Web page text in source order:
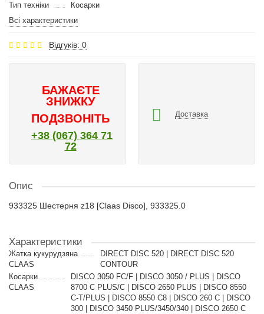
Тип техніки
Косарки
Всі характеристики
Відгуків: 0
БАЖАЄТЕ
ЗНИЖКУ
ПОДЗВОНІТЬ
+38 (067) 364 71
72
Доставка
Опис
933325 Шестерня z18 [Claas Disco], 933325.0
Характеристики
Жатка кукурудзяна
CLAAS
DIRECT DISC 520 | DIRECT DISC 520
CONTOUR
Косарки
CLAAS
DISCO 3050 FC/F | DISCO 3050 / PLUS | DISCO
8700 C PLUS/C | DISCO 2650 PLUS | DISCO 8550
C-T/PLUS | DISCO 8550 C8 | DISCO 260 C | DISCO
300 | DISCO 3450 PLUS/3450/340 | DISCO 2650 C